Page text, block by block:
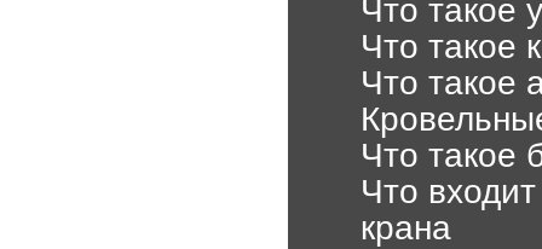
Что такое
Что такое
Что такое
Что такое
Что
крана